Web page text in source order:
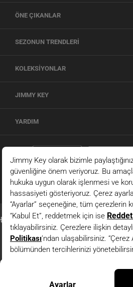
ÖNE ÇIKANLAR
SEZONUN TRENDLERİ
KOLEKSİYONLAR
JIMMY KEY
YARDIM
© 2026 - JIMMY KEY |
Bilgi
Kırmızı Kısa Kollu Bisiklet Yaka